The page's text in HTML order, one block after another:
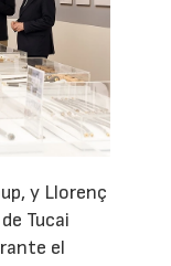
y Llorenç
Tucai
el